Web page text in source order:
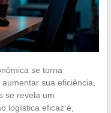
se torna
sua eficiência,
se revela um
logística eficaz é,